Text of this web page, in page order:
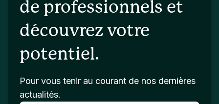
de professionnels et
découvrez votre
potentiel.
Pour vous tenir au courant de nos dernières
actualités.